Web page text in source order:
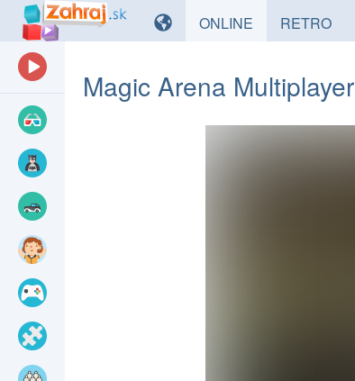
ONLINE HRYRETROHRY
Magic Arena Multiplayer